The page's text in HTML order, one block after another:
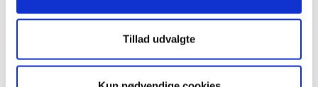
Tillad udvalgte
6 myter om autisme
helst vil være alene og ikke har brug for
selskab. Men de kan have svært ved at